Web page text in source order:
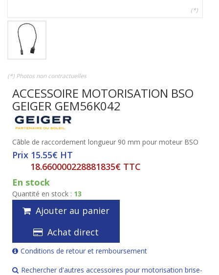
(*)
(*) Photos non contractuelles
ACCESSOIRE MOTORISATION BSO
GEIGER GEM56K042
Câble de raccordement longueur 90 mm pour moteur BSO
Prix 15.55€ HT
18.660000228881835€ TTC
En stock
Quantité en stock : 13
Ajouter au panier
Achat direct
Conditions de retour et remboursement
Rechercher d'autres accessoires pour motorisation brise-